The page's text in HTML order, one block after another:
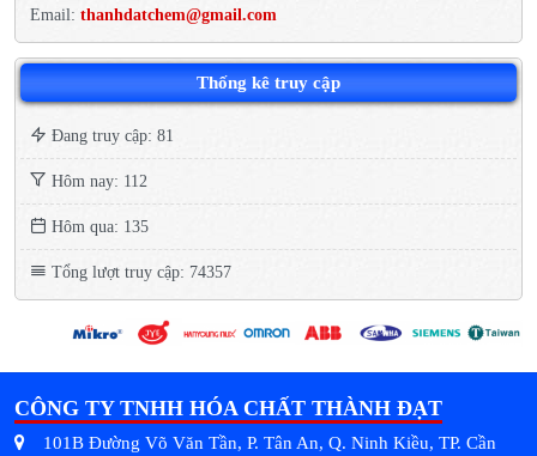
Email: thanhdatchem@gmail.com
Thống kê truy cập
Đang truy cập: 81
Hôm nay: 112
Hôm qua: 135
Tổng lượt truy cập: 74357
CÔNG TY TNHH HÓA CHẤT THÀNH ĐẠT
101B Đường Võ Văn Tần, P. Tân An, Q. Ninh Kiều, TP. Cần